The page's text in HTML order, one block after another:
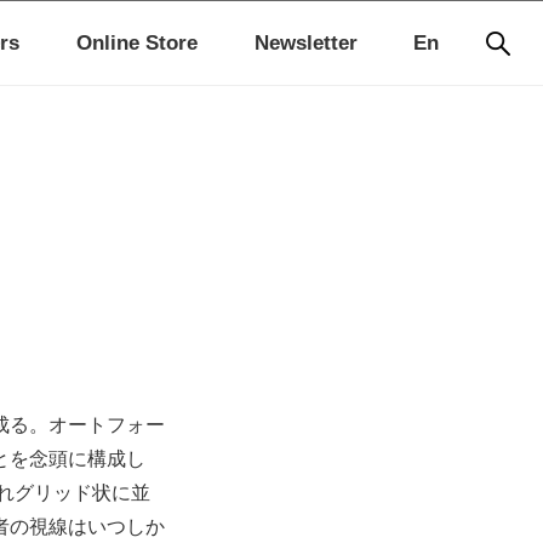
En
Online Store Newsletter
る。オートフォー
を念頭に構成し
グリッド状に並
の視線はいつしか